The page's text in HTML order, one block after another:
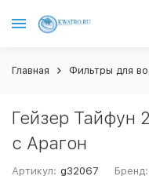
Главная Фильтры для
Гейзер Тайфун
с Арагон
Артикул: g32067 Бренд: